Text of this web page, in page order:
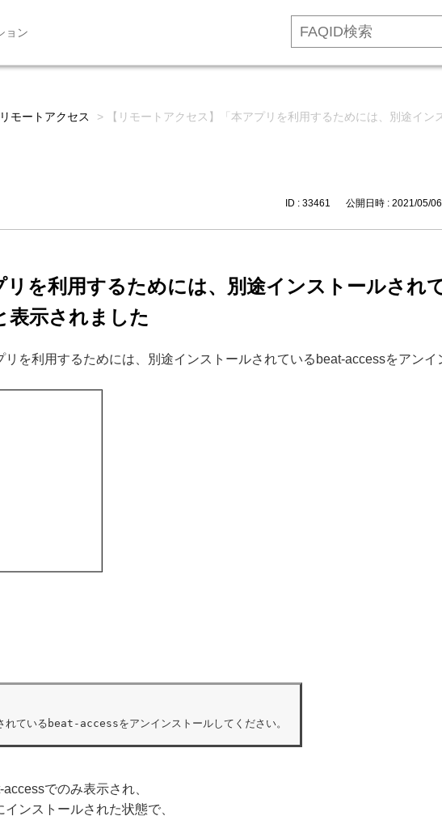
ョン
リモートアクセス > 【リモートアクセス】「本アプリを利用するためには、別途イ
ID : 33461 公開日時 : 2021/05/
を利用するためには、別途インストールされ
表示されました
を利用するためには、別途インストールされているbeat-accessをアンイ
れているbeat-accessをアンインストールしてください。
でのみ表示され、
ンストールされた状態で、